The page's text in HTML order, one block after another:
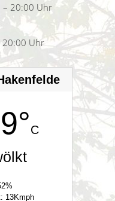
– 20:00 Uhr
20:00 Uhr
C
13Kmph